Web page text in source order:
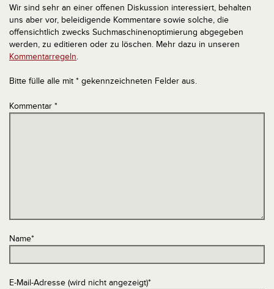
Wir sind sehr an einer offenen Diskussion interessiert, behalten
uns aber vor, beleidigende Kommentare sowie solche, die
offensichtlich zwecks Suchmaschinenoptimierung abgegeben
werden, zu editieren oder zu löschen. Mehr dazu in unseren
Kommentarregeln.
Bitte fülle alle mit * gekennzeichneten Felder aus.
Kommentar *
Name*
E-Mail-Adresse (wird nicht angezeigt)*